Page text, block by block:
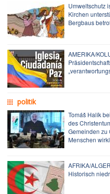
Umweltschutz
Kirchen
Bergbaus
AMERIKA/
politik
Tomáš Halík
des
Gemeinden zu
Menschen
AFRIKA/
Historisch